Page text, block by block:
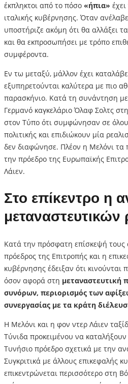
έκπληκτοι από το πόσο «ήπια»
ιταλικής κυβέρνησης. Όταν
υποστήριζε ακόμη ότι θα αλλάξει
και θα εκπροσωπήσει με τρόπο
συμφέροντα.
Εν τω μεταξύ, μάλλον έχει
εξυπηρετούνται καλύτερα με πιο
παρασκήνιο. Κατά τη συνάντηση
Γερμανό καγκελάριο Όλαφ Σολτς
στον Τύπο ότι συμφώνησαν σε
πολιτικής και επιδιώκουν μία
δεν διαφώνησε. Πλέον η Μελόνι τα
την πρόεδρο της Ευρωπαϊκής
Λάιεν.
Στο επίκεντρο η
Κατά την πρόσφατη επίσκεψή τους
πρόεδρος της Επιτροπής και η
κυβέρνησης έδειξαν ότι κινούνται
όσον αφορά στη μεταναστευτική
συνόρων, περιορισμός των
συνεργασίας με τα κράτη
Η Μελόνι και η φον ντερ Λάιεν
Τύνιδα προκειμένου να
Τυνήσιο πρόεδρο σχετικά με την
Συγκριτικά με άλλους επικεφαλής
επικεντρώνεται περισσότερο στη